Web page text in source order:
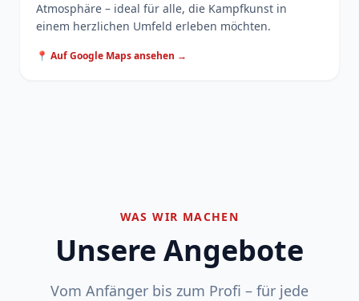
Atmosphäre – ideal für alle, die Kampfkunst in
einem herzlichen Umfeld erleben möchten.
📍 Auf Google Maps ansehen →
WAS WIR MACHEN
Unsere Angebote
Vom Anfänger bis zum Profi – für jede